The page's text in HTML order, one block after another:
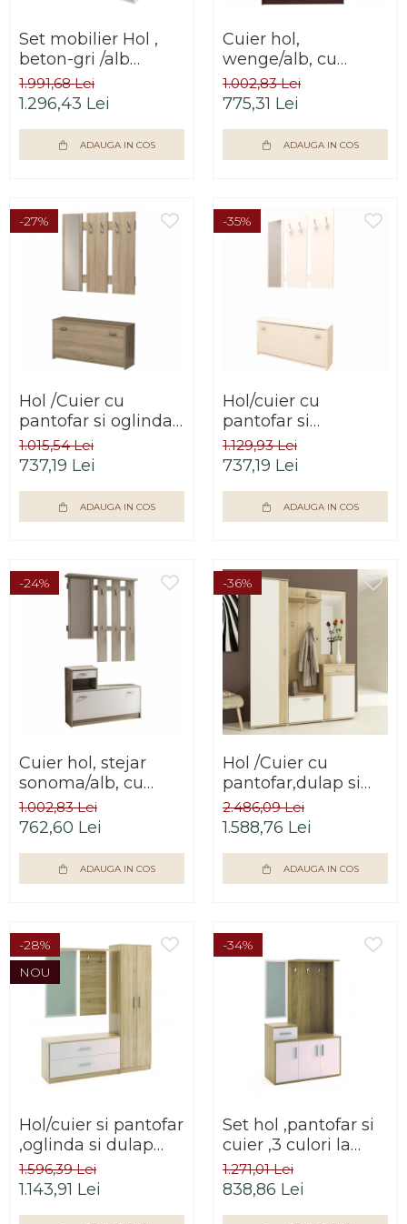
Set mobilier Living
Seturi masa +scaune
dining
Seturi dormitoare
complete
Suporturi
saltea/Somiere/Gratii
Set mobilier Hol ,
beton-gri /alb
,modern, Bortis
Impex
1.991,68 Lei
1.296,43 Lei
ADAUGA IN COS
Cuier hol,
wenge/alb, cu
pantofar si
oglinda,100 cm
1.002,83 Lei
775,31 Lei
ADAUGA IN COS
-27%
Hol /Cuier cu
pantofar si oglinda
,stejar
sonoma,suport
pantofi,mobilier
hol,Bortis
1.015,54 Lei
737,19 Lei
ADAUGA IN COS
-35%
Hol/cuier cu
pantofar si
oglinda,alb,mobilier
hol ,modern,92 cm
1.129,93 Lei
737,19 Lei
ADAUGA IN COS
-24%
Cuier hol, stejar
sonoma/alb, cu
pantofar si
oglinda,100 cm
1.002,83 Lei
762,60 Lei
ADAUGA IN COS
-36%
Hol /Cuier cu
pantofar,dulap si
oglinda ,stejar
sonoma/alb ,Bortis
2.486,09 Lei
1.588,76 Lei
ADAUGA IN COS
-28%
NOU
Hol/cuier si pantofar
,oglinda si dulap
inclus ,3 culori la
alegere,Bortis
1.596,39 Lei
1.143,91 Lei
-34%
Set hol ,pantofar si
cuier ,3 culori la
alegere , Bortis
Impex
1.271,01 Lei
838,86 Lei